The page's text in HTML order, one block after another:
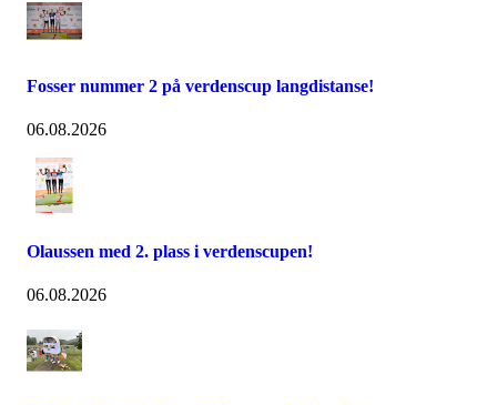
Fosser nummer 2 på verdenscup langdistanse!
06.08.2026
Olaussen med 2. plass i verdenscupen!
06.08.2026